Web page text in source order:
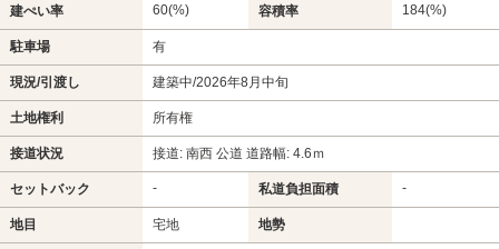
建ぺい率 60(%) 容積率 184(%)
駐車場 有
現況/引渡し 建築中/2026年8月中旬
土地権利 所有権
接道状況 接道: 南西 公道 道路幅: 4.6ｍ
セットバック - 私道負担面積 -
地目 宅地 地勢